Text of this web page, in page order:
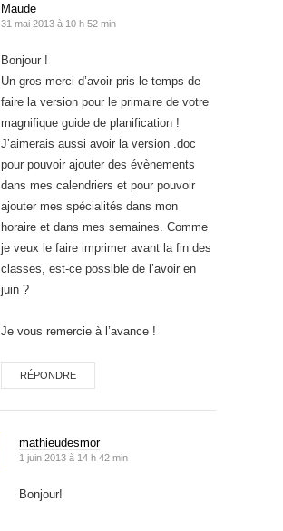
Maude
31 mai 2013 à 10 h 52 min
Bonjour !
Un gros merci d’avoir pris le temps de
faire la version pour le primaire de votre
magnifique guide de planification !
J’aimerais aussi avoir la version .doc
pour pouvoir ajouter des évènements
dans mes calendriers et pour pouvoir
ajouter mes spécialités dans mon
horaire et dans mes semaines. Comme
je veux le faire imprimer avant la fin des
classes, est-ce possible de l’avoir en
juin ?
Je vous remercie à l’avance !
RÉPONDRE
mathieudesmor
1 juin 2013 à 14 h 42 min
Bonjour!